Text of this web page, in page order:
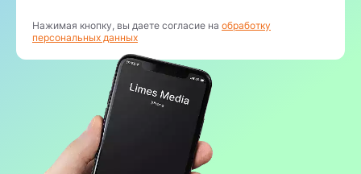
Нажимая кнопку, вы даете согласие на обработку
персональных данных